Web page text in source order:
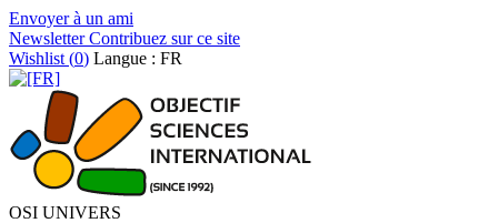
Envoyer à un ami
NewsletterContribuez sur ce site
Wishlist (0) Langue : FR
OSI UNIVERS